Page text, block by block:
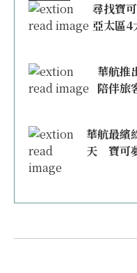
尋找寶
亞太區4
華航推
陪伴旅
華航最繽
天 寶可